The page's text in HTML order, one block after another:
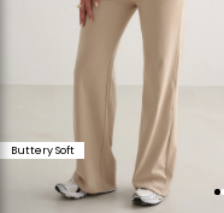
Buttery Soft